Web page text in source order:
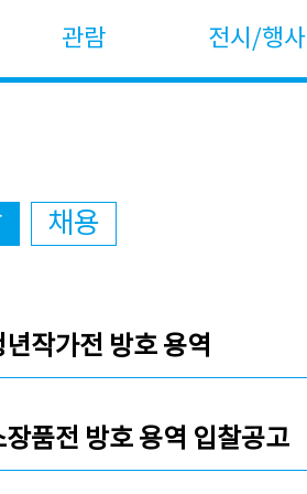
관람 전시/행사
채용
작가전 방호 용역
품전 방호 용역 입찰공고